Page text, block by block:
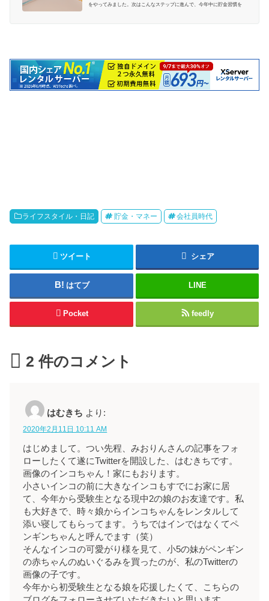
をやってみました。次はこんなステップに進んで、今年中に貯金習慣を
ライフスタイル・日記 貯金・マネー 会社員時代
ツイート シェア
はてブ LINE
Pocket feedly
2 件のコメント
はむきち より:
2020年2月11日 10:11 AM
はじめまして。つい先程、みおりんさんの記事をフォ
ローしたくて遂にTwitterを開設した、はむきちです。
画像のインコちゃん！家にもおります。
小さいインコの前に大きなインコもすでにお家に居
て、今年から受験生となる現中2の娘のお友達です。私
も大好きで、時々娘からインコちゃんをレンタルして
添い寝してもらってます。うちではインではなくてペ
ンギンちゃんと呼んでます（笑）
そんなインコの可愛がり様を見て、小5の妹がペンギン
の赤ちゃんのぬいぐるみを買ったのが、私のTwitterの
画像の子です。
今年から初受験生となる娘を応援したくて、こちらの